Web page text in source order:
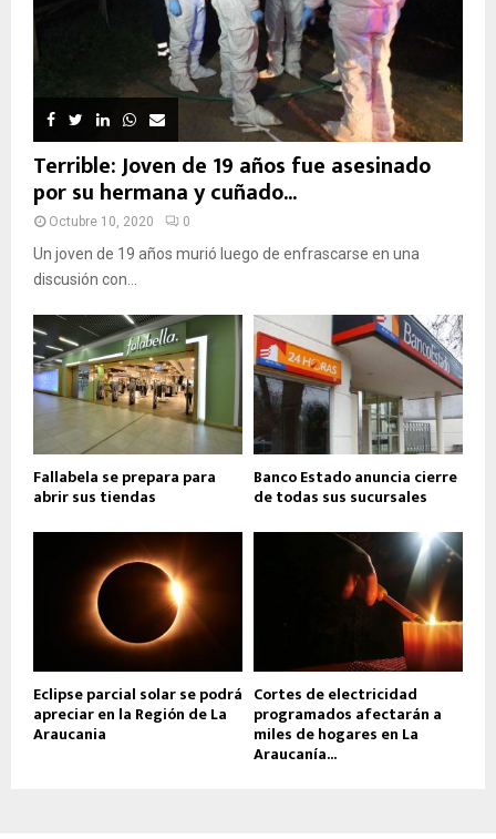
Terrible: Joven de 19 años fue asesinado
por su hermana y cuñado...
Octubre 10, 2020 0
Un joven de 19 años murió luego de enfrascarse en una
discusión con...
Fallabela se prepara para
abrir sus tiendas
Banco Estado anuncia cierre
de todas sus sucursales
Eclipse parcial solar se podrá
apreciar en la Región de La
Araucania
Cortes de electricidad
programados afectarán a
miles de hogares en La
Araucanía...